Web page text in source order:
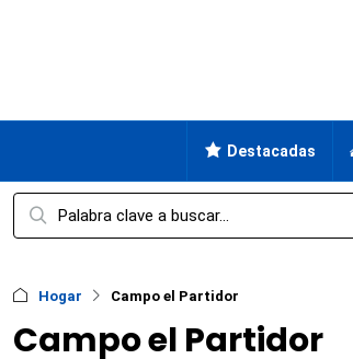
Destacadas
Hogar Campo el Partidor
Campo el Partidor